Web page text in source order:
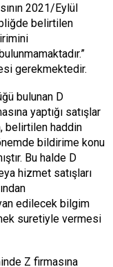
2021/Eylül
belirtilen
gerekmektedir.
bulunan D
yaptığı satışlar
belirtilen haddin
bildirime konu
Bu halde D
hizmet satışları
edilecek bilgim
suretiyle vermesi
Z firmasına